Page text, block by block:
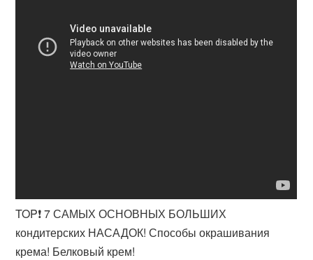
TOP❗ 7 САМЫХ ОСНОВНЫХ БОЛЬШИХ
кондитерских НАСАДОК! Способы окрашивания
крема! Белковый крем!